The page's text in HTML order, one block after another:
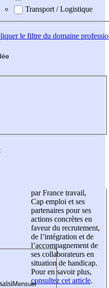
Transport / Logistique
le filtre du domaine
par France travail,
Cap emploi et ses
partenaires pour ses
actions concrètes en
faveur du recrutement,
de l’intégration et de
l’accompagnement de
ses collaborateurs en
situation de handicap.
Pour en savoir plus,
consultez cet article.